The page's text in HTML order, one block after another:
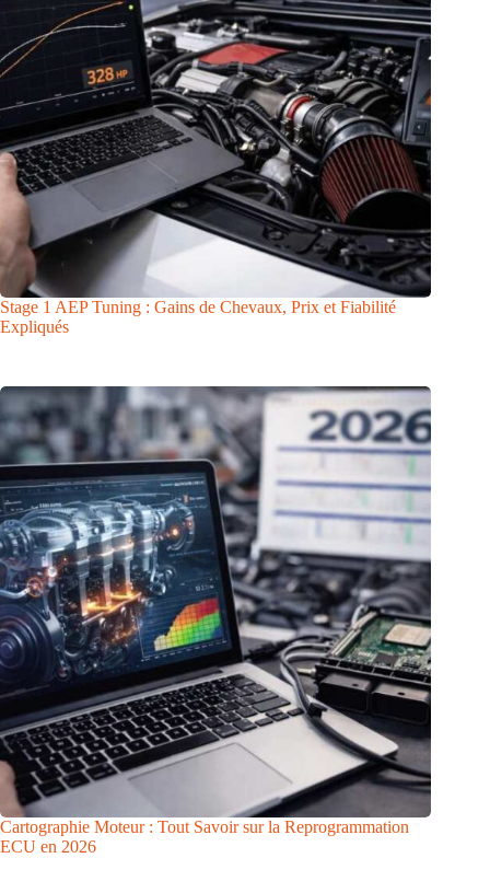
Stage 1 AEP Tuning : Gains de Chevaux, Prix et Fiabilité
Expliqués
Cartographie Moteur : Tout Savoir sur la Reprogrammation
ECU en 2026